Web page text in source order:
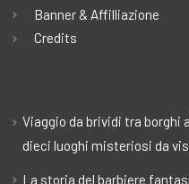
Banner & Affilliazione
Credits
Viaggio da brividi tra borghi
dieci luoghi misteriosi da
La storia del barbiere